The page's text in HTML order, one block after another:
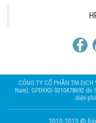
CÔNG TY CỔ PHẦN TM
Nam). GPDKKD 0310478692
diện
2010-2019 ©